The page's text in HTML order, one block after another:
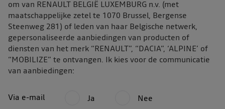
om van RENAULT BELGIË LUXEMBURG n.v. (met
maatschappelijke zetel te 1070 Brussel, Bergense
Steenweg 281) of leden van haar Belgische netwerk,
gepersonaliseerde aanbiedingen van producten of
diensten van het merk “RENAULT”, “DACIA”, ‘ALPINE’ of
“MOBILIZE” te ontvangen. Ik kies voor de communicatie
van aanbiedingen:
Via e-mail Ja Nee